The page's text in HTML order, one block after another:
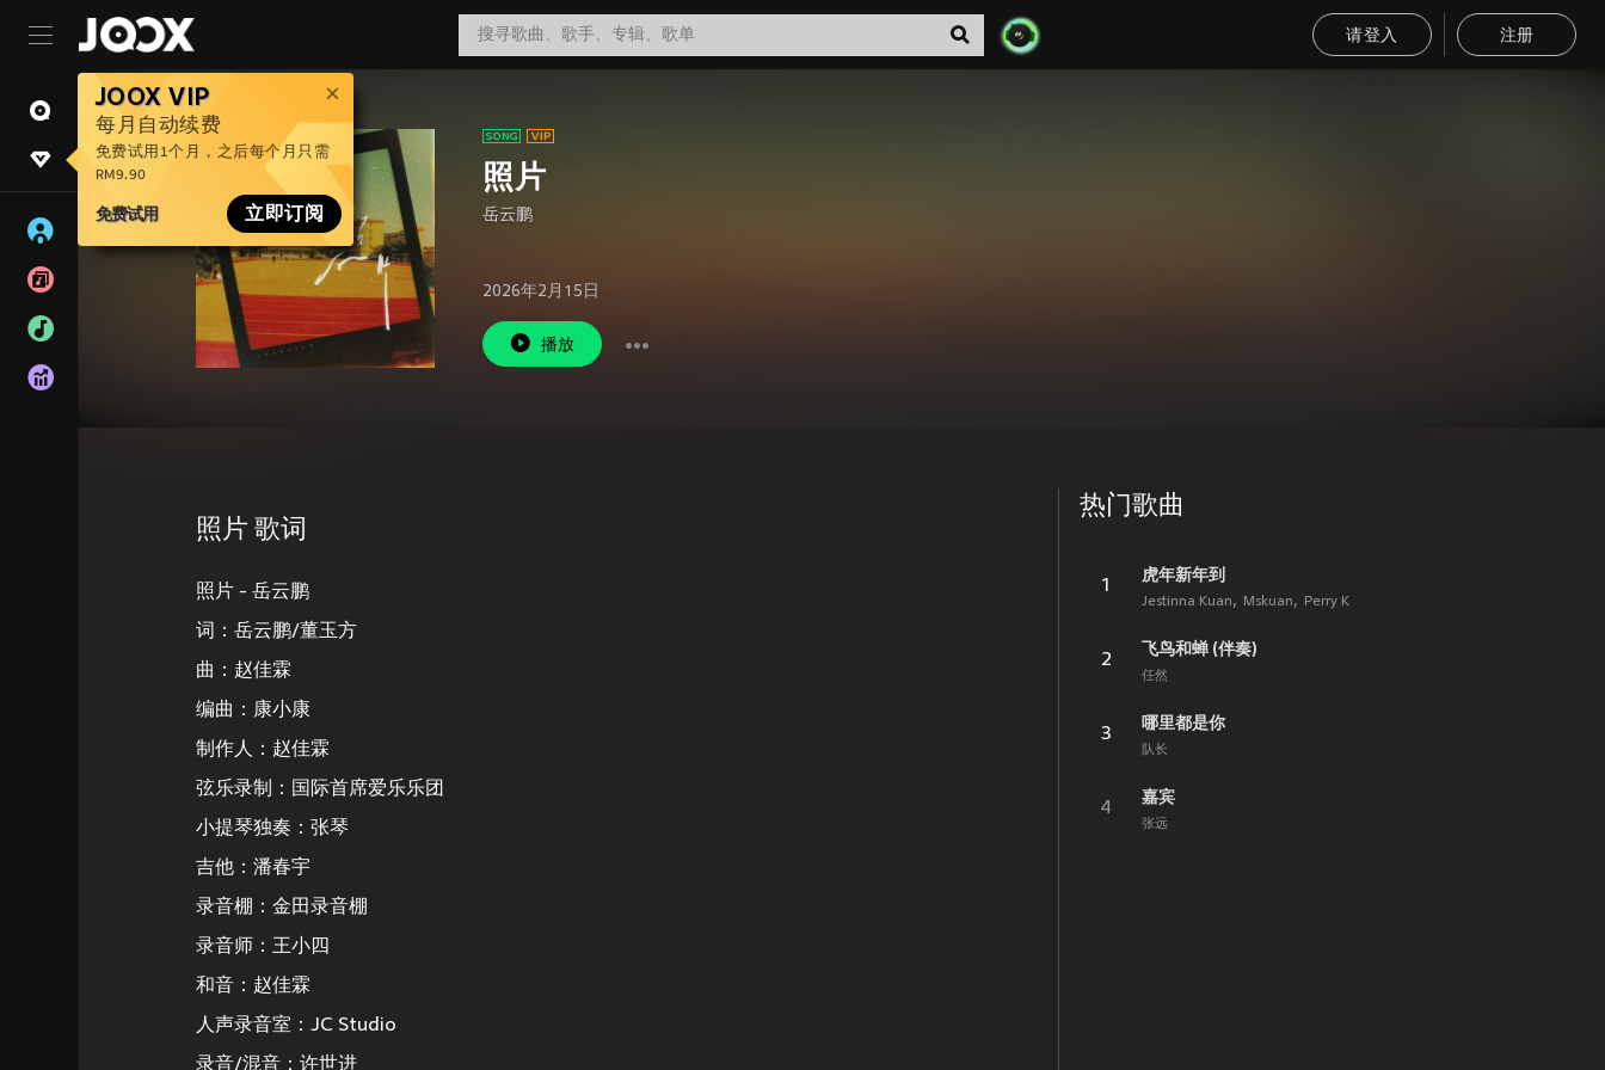
请登入 注册
JOOX VIP
每月自动续费
免费试用1个月，之后每个月只需
RM9.90
免费试用 立即订阅
照片
岳云鹏
2026年2月15日
播放
照片 歌词
照片 - 岳云鹏
词：岳云鹏/董玉方
曲：赵佳霖
编曲：康小康
制作人：赵佳霖
弦乐录制：国际首席爱乐乐团
小提琴独奏：张琴
吉他：潘春宇
录音棚：金田录音棚
录音师：王小四
和音：赵佳霖
人声录音室：JC Studio
录音/混音：许世进
热门歌曲
1
虎年新年到
Jestinna Kuan Mskuan Perry K
2
飞鸟和蝉 (伴奏)
任然
3
哪里都是你
队长
4
嘉宾
张远